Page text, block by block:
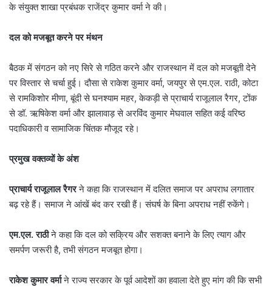
के संयुक्त शाखा प्रबंधक राजेंद्र कुमार वर्मा ने की।
दलकोमजबूतकरनेपरमंथन
बैठक में संगठन को नए सिरे से गठित करने और राजस्थान में दल को मजबूती देने
पर विस्तार से चर्चा हुई। दौसा से राकेश कुमार वर्मा, जयपुर से एम.एल. राठी, कोटा
से रामकिशोर मीणा, बूंदी से घनश्याम महर, केकड़ी से प्राचार्य राजूलाल रैगर, टोंक
से डॉ. ऋषिकेश वर्मा और झालावाड़ से अरविंद कुमार मेघवाल सहित कई वरिष्ठ
पदाधिकारी व सामाजिक चिंतक मौजूद रहे।
प्रमुखवक्तव्योंकेअंश
प्राचार्यराजूलालरैगरने कहा कि राजस्थान में दलित समाज पर अपराध लगातार
बढ़ रहे हैं। समाज ने आंखें बंद कर रखी हैं। संघर्ष के बिना अपराध नहीं रुकेंगे।
एम.एल.राठीने कहा कि दल को सक्रिय और सशक्त बनाने के लिए त्याग और
समर्पण जरूरी है, तभी संगठन मजबूत होगा।
राकेशकुमारवर्माने राज्य सरकार के पूर्व आदेशों का हवाला देते हुए मांग की कि सभी